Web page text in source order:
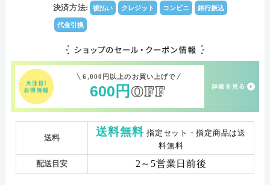
決済方法: 後払い クレジット コンビニ 銀行振込
代金引換
6,000円以上のお買い上げで
600 円 OFF
送料 送料無料 指定セット・指定商品は送
料無料
配送目安 2～5営業日前後